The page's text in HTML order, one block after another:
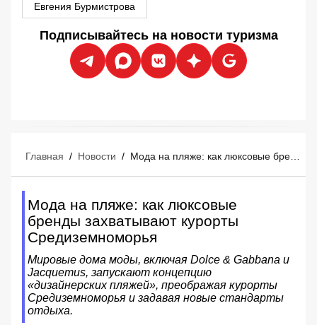
Евгения Бурмистрова
Подписывайтесь на новости туризма
Главная / Новости / Мода на пляже: как люксовые бренды захватывают курорты Средиземноморья
Мода на пляже: как люксовые
бренды захватывают курорты
Средиземноморья
Мировые дома моды, включая Dolce & Gabbana и
Jacquemus, запускают концепцию
«дизайнерских пляжей», преображая курорты
Средиземноморья и задавая новые стандарты
отдыха.